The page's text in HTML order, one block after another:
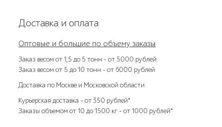
Доставка и оплата
Оптовые и большие по объему заказы
Заказ весом от 1,5 до 5 тонн – от 5000 рублей
Заказ весом от 5 до 10 тонн – от 6000 рублей
Доставка по Москве и Московской области
Курьерская доставка – от 350 рублей*
Заказы объемом от 10 до 1500 кг – от 1000 рублей*